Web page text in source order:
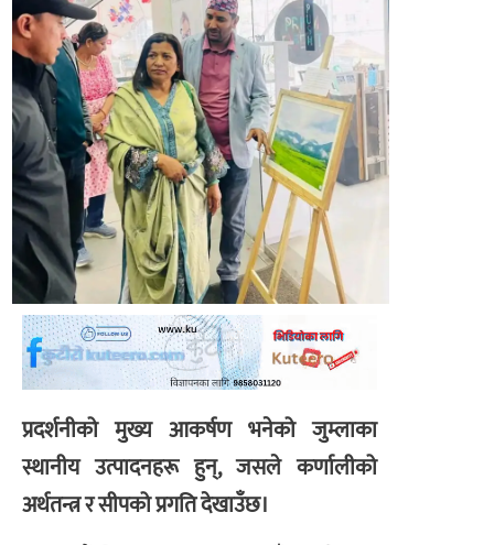
प्रदर्शनीको मुख्य आकर्षण भनेको जुम्लाका
स्थानीय उत्पादनहरू हुन्, जसले कर्णालीको
अर्थतन्त्र र सीपको प्रगति देखाउँछ।